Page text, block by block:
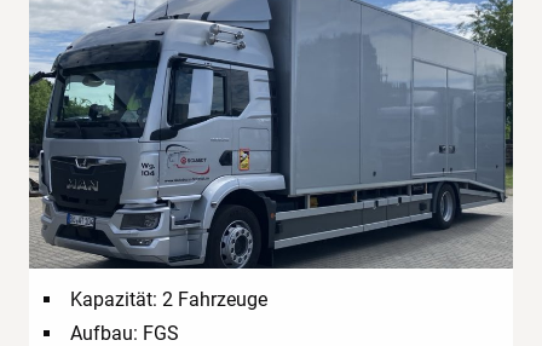
Kapazität: 2 Fahrzeuge
Aufbau: FGS